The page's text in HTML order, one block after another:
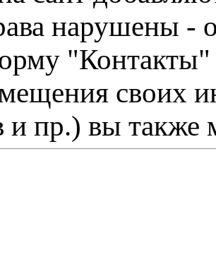
нарушены -
"Контакты"
своих
и пр.) вы также